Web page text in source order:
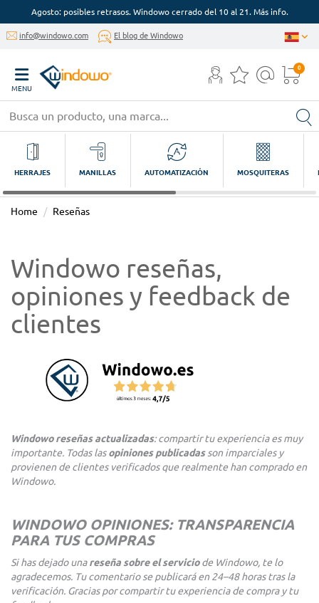
Agosto: posibles retrasos. Windowo cerrado del 10 al 21. Más info.
info@windowo.com El blog de Windowo
MENU
0
HERRAJES MANILLAS AUTOMATIZACIÓN MOSQUITERAS
Home Reseñas
Windowo reseñas,
opiniones y feedback de
clientes
Windowo reseñas actualizadas: compartir tu experiencia es muy
importante. Todas lasopiniones publicadasson imparciales y
provienen de clientes verificados que realmente han comprado en
Windowo.
WINDOWO OPINIONES: TRANSPARENCIA
PARA TUS COMPRAS
Si has dejado unareseña sobre el serviciode Windowo, te lo
agradecemos. Tu comentario se publicará en 24–48 horas tras la
verificación. Gracias por compartir tu experiencia de compra y tu